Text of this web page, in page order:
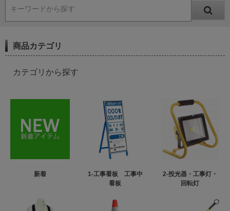
キーワードから探す
商品カテゴリ
カテゴリから探す
新着
1-工事看板 工事中
看板
2-投光器・工事灯・
回転灯